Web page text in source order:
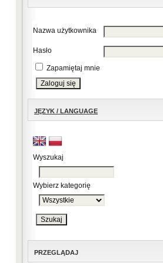
Nazwa użytkownika
Hasło
Zapamiętaj mnie
JĘZYK / LANGUAGE
Wyszukaj
Wybierz kategorię
PRZEGLĄDAJ